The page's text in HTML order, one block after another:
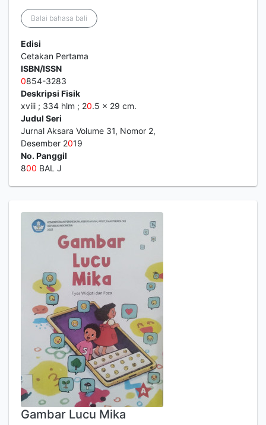
Balai bahasa bali
Edisi
Cetakan Pertama
ISBN/ISSN
0854-3283
Deskripsi Fisik
xviii ; 334 hlm ; 20.5 x 29 cm.
Judul Seri
Jurnal Aksara Volume 31, Nomor 2,
Desember 2019
No. Panggil
800 BAL J
Gambar Lucu Mika